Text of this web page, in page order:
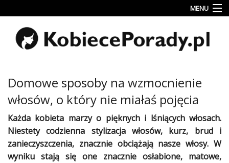
MENU
Uroda
Miłość
Rodzina
&
Dziecko
Przepisy
kulinarne
Domowe sposoby na wzmocnienie
włosów, o który nie miałaś pojęcia
Każda kobieta marzy o pięknych i lśniącychwłosach.
Niestety codzienna stylizacja włosów, kurz, brud i
zanieczyszczenia, znacznie obciążają naszewłosy. W
wyniku stają się one znacznie osłabione, matowe,